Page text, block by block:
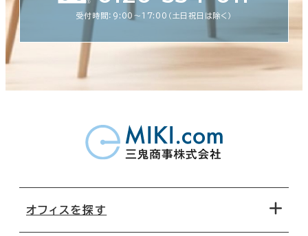
受付時間：9:00〜17:00（土日祝日は除く）
オフィスを探す